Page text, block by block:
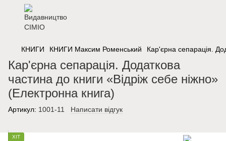
КНИГИ КНИГИ Максим Роменський Кар'єрна сепарація.
Кар'єрна сепарація. Додаткова
частина до книги «Відріж себе ніжно»
(Електронна книга)
Артикул: 1001-11 Написати відгук
ХІТ